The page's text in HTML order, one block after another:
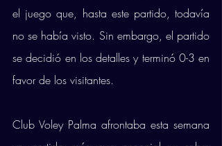
el juego que, hasta este partido, todavía
no se había visto. Sin embargo, el partido
se decidió en los detalles y terminó 0-3 en
favor de los visitantes.
Club Voley Palma afrontaba esta semana